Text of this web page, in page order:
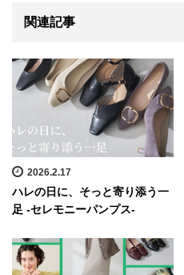
関連記事
2026.2.17
ハレの日に、そっと寄り添う一
足 -セレモニーパンプス-